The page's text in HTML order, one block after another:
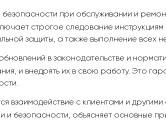
при обслуживании и
строгое следование
защиты, а также выполнение
в законодательстве и
и внедрять их в свою работу. Это
взаимодействие с клиентами и
и безопасности, объясняет основные